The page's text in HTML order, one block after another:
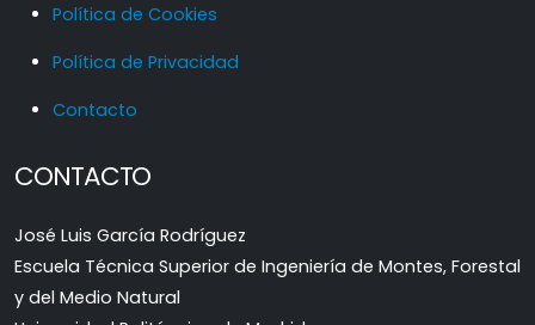
Política de Cookies
Política de Privacidad
Contacto
CONTACTO
José Luis García Rodríguez
Escuela Técnica Superior de Ingeniería de Montes, Forestal
y del Medio Natural